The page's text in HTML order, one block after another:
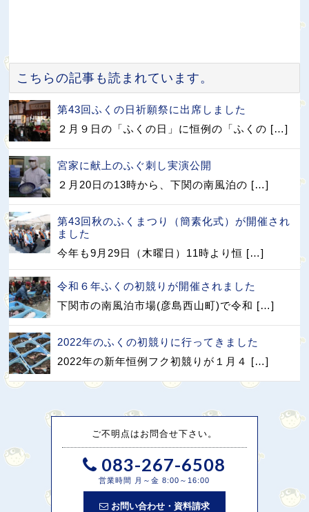
こちらの記事も読まれています。
第43回ふくの日祈願祭に出席しました
２月９日の「ふくの日」に恒例の「ふくの […]
宮家に献上のふぐ刺し実演公開
２月20日の13時から、下関の南風泊の […]
第43回秋のふくまつり（簡素化式）が開催され
ました
今年も9月29日（木曜日）11時より恒 […]
令和６年ふくの初競りが開催されました
下関市の南風泊市場(彦島西山町)で令和 […]
2022年のふくの初競りに行ってきました
2022年の新年恒例フク初競りが１月４ […]
ご不明点はお問合せ下さい。
083-267-6508
営業時間 月～金 8:00～16:00
お問い合わせ・資料請求